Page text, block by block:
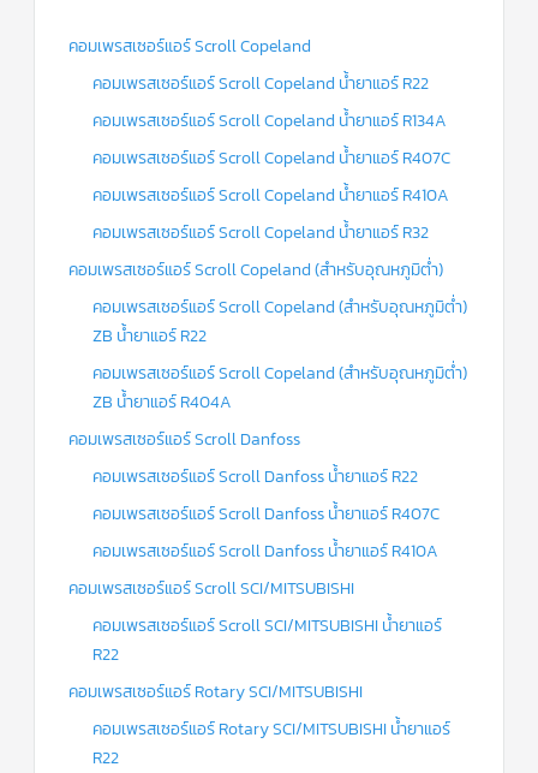
คอมเพรสเซอร์แอร์ Scroll Copeland
คอมเพรสเซอร์แอร์ Scroll Copeland น้ำยาแอร์ R22
คอมเพรสเซอร์แอร์ Scroll Copeland น้ำยาแอร์ R134A
คอมเพรสเซอร์แอร์ Scroll Copeland น้ำยาแอร์ R407C
คอมเพรสเซอร์แอร์ Scroll Copeland น้ำยาแอร์ R410A
คอมเพรสเซอร์แอร์ Scroll Copeland น้ำยาแอร์ R32
คอมเพรสเซอร์แอร์ Scroll Copeland (สำหรับอุณหภูมิต่ำ)
คอมเพรสเซอร์แอร์ Scroll Copeland (สำหรับอุณหภูมิต่ำ)
ZB น้ำยาแอร์ R22
คอมเพรสเซอร์แอร์ Scroll Copeland (สำหรับอุณหภูมิต่ำ)
ZB น้ำยาแอร์ R404A
คอมเพรสเซอร์แอร์ Scroll Danfoss
คอมเพรสเซอร์แอร์ Scroll Danfoss น้ำยาแอร์ R22
คอมเพรสเซอร์แอร์ Scroll Danfoss น้ำยาแอร์ R407C
คอมเพรสเซอร์แอร์ Scroll Danfoss น้ำยาแอร์ R410A
คอมเพรสเซอร์แอร์ Scroll SCI/MITSUBISHI
คอมเพรสเซอร์แอร์ Scroll SCI/MITSUBISHI น้ำยาแอร์
R22
คอมเพรสเซอร์แอร์ Rotary SCI/MITSUBISHI
คอมเพรสเซอร์แอร์ Rotary SCI/MITSUBISHI น้ำยาแอร์
R22